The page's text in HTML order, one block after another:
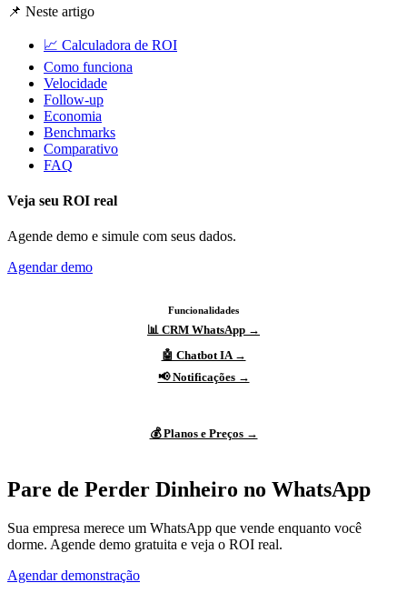
📌 Neste artigo
📈 Calculadora de ROI
Como funciona
Velocidade
Follow-up
Economia
Benchmarks
Comparativo
FAQ
Veja seu ROI real
Agende demo e simule com seus dados.
Agendar demo
Funcionalidades
📊 CRM WhatsApp →
🤖 Chatbot IA →
📢 Notificações →
💰 Planos e Preços →
Pare de Perder Dinheiro no WhatsApp
Sua empresa merece um WhatsApp que vende enquanto você
dorme. Agende demo gratuita e veja o ROI real.
Agendar demonstração